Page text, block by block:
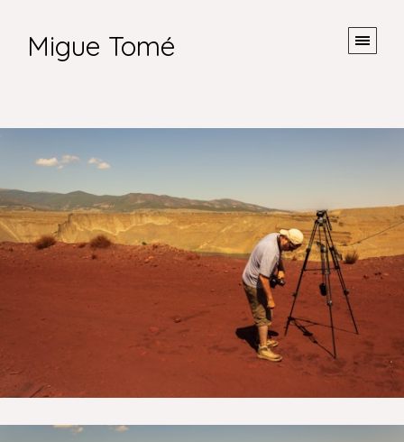
Migue Tomé